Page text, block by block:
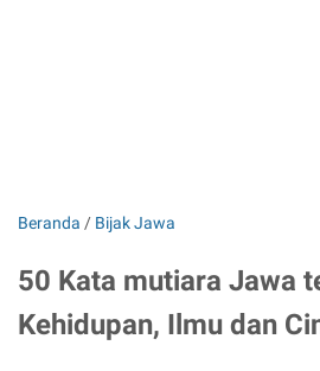
Beranda / Bijak Jawa
50 Kata mutiara Jawa
Kehidupan, Ilmu dan